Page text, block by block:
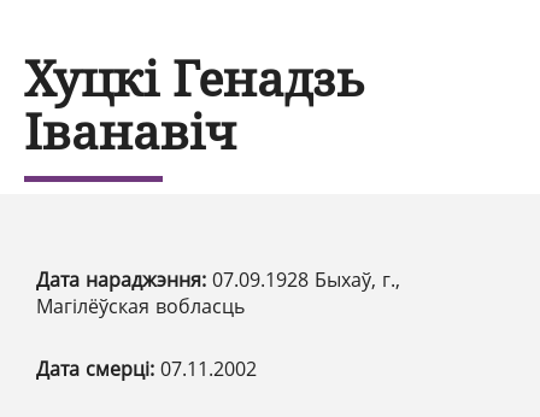
Хуцкі Генадзь
Іванавіч
Дата нараджэння: 07.09.1928 Быхаў, г.,
Магілёўская вобласць
Дата смерці: 07.11.2002